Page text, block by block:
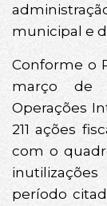
municipal e
Conforme o
março de
Operações
211 ações
com o
período